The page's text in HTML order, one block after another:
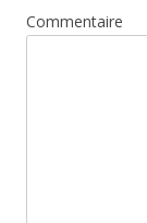
Commentaire